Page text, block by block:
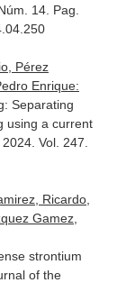
14. Pag.
Pérez
Enrique:
Separating
using a current
. 2024. Vol. 247.
Ricardo,
Gamez,
strontium
of the